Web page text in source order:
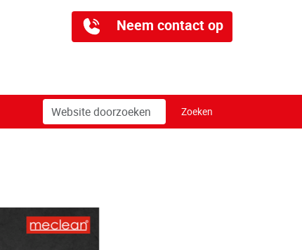
Neem contact op
Zoek Zoeken
Geavanceerd
zoeken...